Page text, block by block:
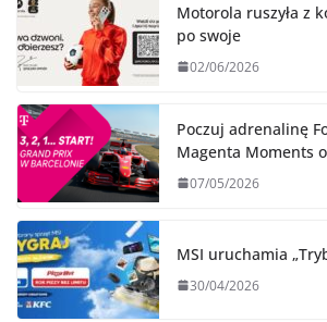
Motorola ruszyła z
po swoje
02/06/2026
Poczuj adrenalinę
Magenta Moments
07/05/2026
MSI uruchamia
30/04/2026